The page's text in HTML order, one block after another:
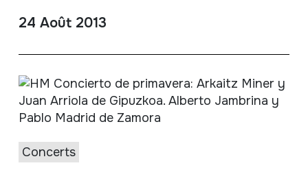
24 Août 2013
Concerts